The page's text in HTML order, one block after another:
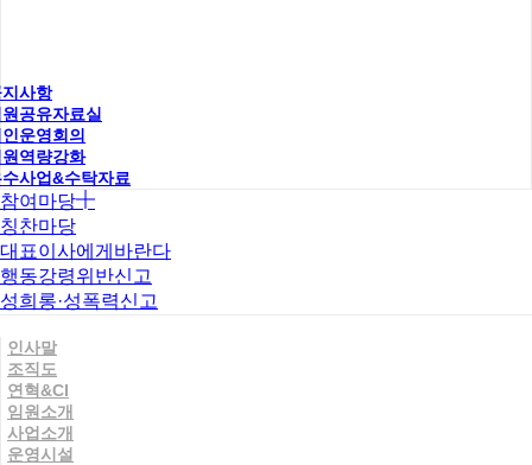
사항
공유자료실
운영회의
역량강화
사업&수탁자료
참여마당
칭찬마당
대표이사에게바란다
행동강령위반신고
성희롱·성폭력신고
인사말
조직도
연혁&CI
임원소개
사업소개
운영시설